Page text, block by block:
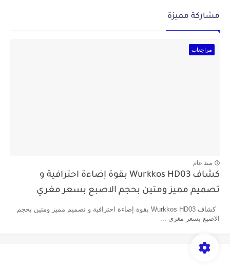
مشاركة مميزة
مراجعات
منذ عام
كشاف Wurkkos HD03 بقوة إضاءة احترافية و
تصميم مميز ومتين بحجم الاصبع بسعر مغري
كشاف Wurkkos HD03 بقوة إضاءة احترافية و تصميم مميز ومتين بحجم
الاصبع بسعر مغري ...